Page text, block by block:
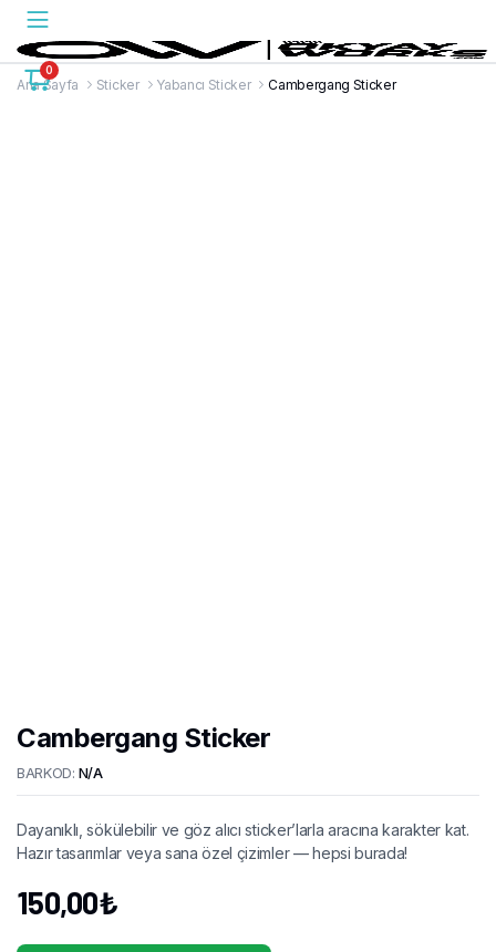
0
Ana Sayfa Sticker Yabancı Sticker Cambergang Sticker
Cambergang Sticker
BARKOD: N/A
Dayanıklı, sökülebilir ve göz alıcı sticker’larla aracına karakter kat.
Hazır tasarımlar veya sana özel çizimler — hepsi burada!
150,00₺